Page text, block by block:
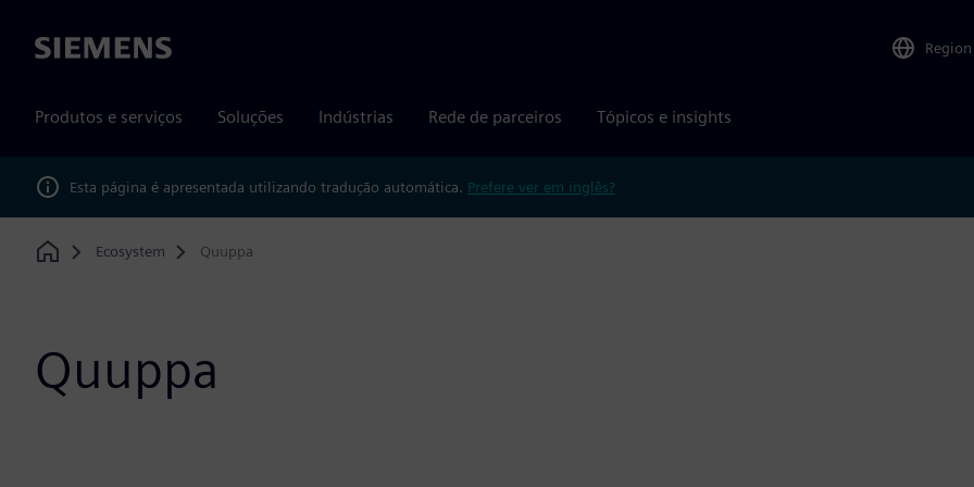
Siemens Region
Produtos e serviços Soluções Indústrias Rede de parceiros Tópicos e insights
Esta página é apresentada utilizando tradução automática. Prefere ver em inglês?
Home
Ecosystem Quuppa
Quuppa